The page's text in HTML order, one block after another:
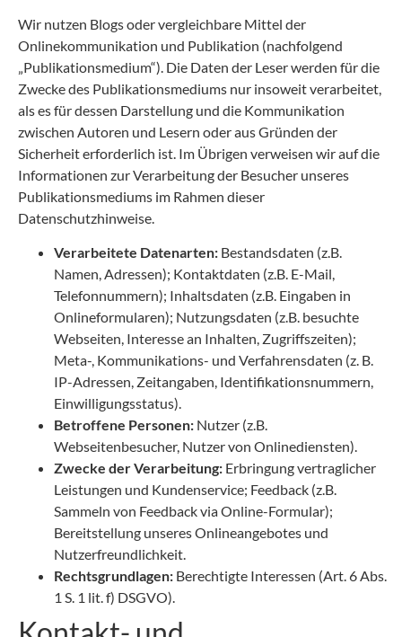
Wir nutzen Blogs oder vergleichbare Mittel der
Onlinekommunikation und Publikation (nachfolgend
„Publikationsmedium“). Die Daten der Leser werden für die
Zwecke des Publikationsmediums nur insoweit verarbeitet,
als es für dessen Darstellung und die Kommunikation
zwischen Autoren und Lesern oder aus Gründen der
Sicherheit erforderlich ist. Im Übrigen verweisen wir auf die
Informationen zur Verarbeitung der Besucher unseres
Publikationsmediums im Rahmen dieser
Datenschutzhinweise.
Verarbeitete Datenarten: Bestandsdaten (z.B.
Namen, Adressen); Kontaktdaten (z.B. E-Mail,
Telefonnummern); Inhaltsdaten (z.B. Eingaben in
Onlineformularen); Nutzungsdaten (z.B. besuchte
Webseiten, Interesse an Inhalten, Zugriffszeiten);
Meta-, Kommunikations- und Verfahrensdaten (z. B.
IP-Adressen, Zeitangaben, Identifikationsnummern,
Einwilligungsstatus).
Betroffene Personen: Nutzer (z.B.
Webseitenbesucher, Nutzer von Onlinediensten).
Zwecke der Verarbeitung: Erbringung vertraglicher
Leistungen und Kundenservice; Feedback (z.B.
Sammeln von Feedback via Online-Formular);
Bereitstellung unseres Onlineangebotes und
Nutzerfreundlichkeit.
Rechtsgrundlagen: Berechtigte Interessen (Art. 6 Abs.
1 S. 1 lit. f) DSGVO).